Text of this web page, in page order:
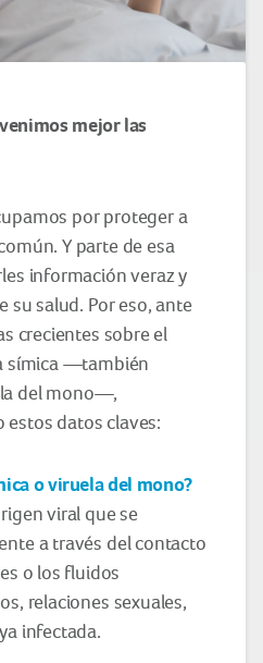
mejor las
por proteger a
Y parte de esa
información veraz y
su salud. Por eso, ante
crecientes sobre el
símica —también
del mono—,
datos claves:
o viruela del mono?
viral que se
a través del contacto
o los fluidos
relaciones sexuales,
infectada.